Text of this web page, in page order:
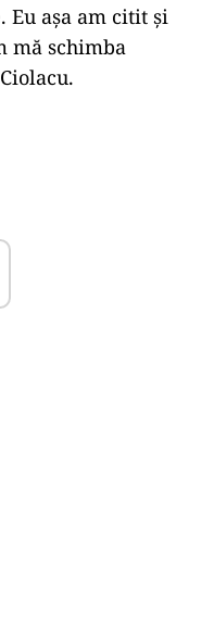
așa am citit și
mă schimba